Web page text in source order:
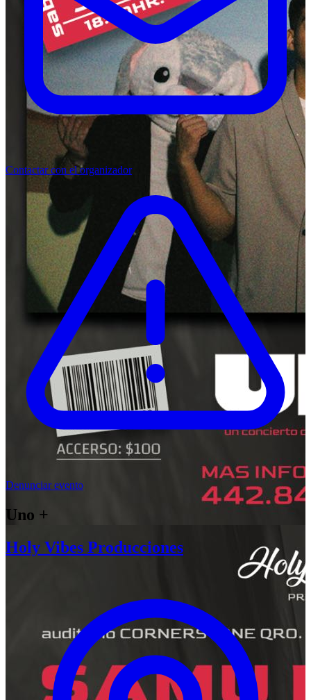
Contactar con el organizador
Denunciar evento
Uno +
Holy Vibes Producciones